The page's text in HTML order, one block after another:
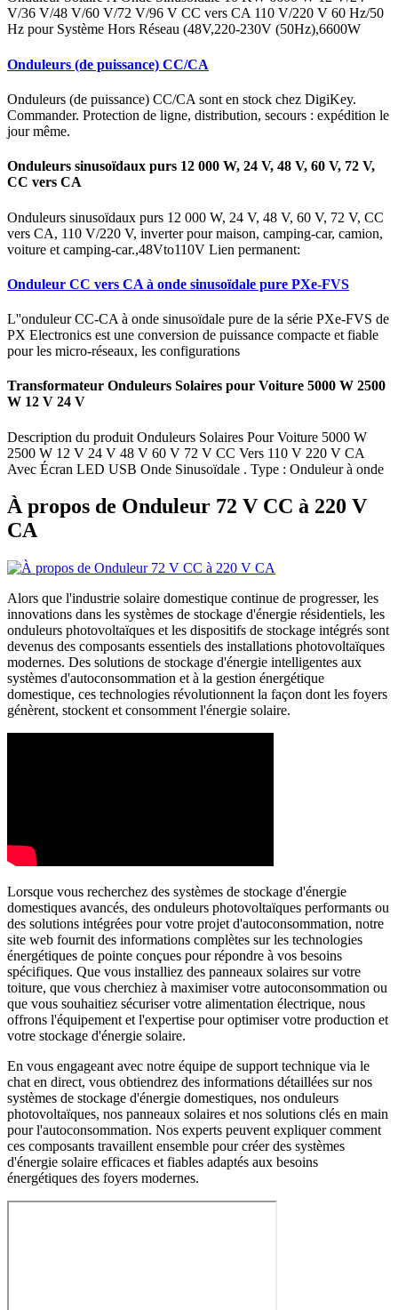
V/36 V/48 V/60 V/72 V/96 V CC vers CA 110 V/220 V 60 Hz/50
Hz pour Système Hors Réseau (48V,220-230V (50Hz),6600W
Onduleurs (de puissance) CC/CA
Onduleurs (de puissance) CC/CA sont en stock chez DigiKey.
Commander. Protection de ligne, distribution, secours : expédition le
jour même.
Onduleurs sinusoïdaux purs 12 000 W, 24 V, 48 V, 60 V, 72 V,
CC vers CA
Onduleurs sinusoïdaux purs 12 000 W, 24 V, 48 V, 60 V, 72 V, CC
vers CA, 110 V/220 V, inverter pour maison, camping-car, camion,
voiture et camping-car.,48Vto110V Lien permanent:
Onduleur CC vers CA à onde sinusoïdale pure PXe-FVS
L''onduleur CC-CA à onde sinusoïdale pure de la série PXe-FVS de
PX Electronics est une conversion de puissance compacte et fiable
pour les micro-réseaux, les configurations
Transformateur Onduleurs Solaires pour Voiture 5000 W 2500
W 12 V 24 V
Description du produit Onduleurs Solaires Pour Voiture 5000 W
2500 W 12 V 24 V 48 V 60 V 72 V CC Vers 110 V 220 V CA
Avec Écran LED USB Onde Sinusoïdale . Type : Onduleur à onde
À propos de Onduleur 72 V CC à 220 V
CA
Alors que l'industrie solaire domestique continue de progresser, les
innovations dans les systèmes de stockage d'énergie résidentiels, les
onduleurs photovoltaïques et les dispositifs de stockage intégrés sont
devenus des composants essentiels des installations photovoltaïques
modernes. Des solutions de stockage d'énergie intelligentes aux
systèmes d'autoconsommation et à la gestion énergétique
domestique, ces technologies révolutionnent la façon dont les foyers
génèrent, stockent et consomment l'énergie solaire.
Lorsque vous recherchez des systèmes de stockage d'énergie
domestiques avancés, des onduleurs photovoltaïques performants ou
des solutions intégrées pour votre projet d'autoconsommation, notre
site web fournit des informations complètes sur les technologies
énergétiques de pointe conçues pour répondre à vos besoins
spécifiques. Que vous installiez des panneaux solaires sur votre
toiture, que vous cherchiez à maximiser votre autoconsommation ou
que vous souhaitiez sécuriser votre alimentation électrique, nous
offrons l'équipement et l'expertise pour optimiser votre production et
votre stockage d'énergie solaire.
En vous engageant avec notre équipe de support technique via le
chat en direct, vous obtiendrez des informations détaillées sur nos
systèmes de stockage d'énergie domestiques, nos onduleurs
photovoltaïques, nos panneaux solaires et nos solutions clés en main
pour l'autoconsommation. Nos experts peuvent expliquer comment
ces composants travaillent ensemble pour créer des systèmes
d'énergie solaire efficaces et fiables adaptés aux besoins
énergétiques des foyers modernes.